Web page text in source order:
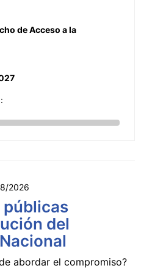
de Acceso a la
2026
públicas
del
abordar el compromiso?